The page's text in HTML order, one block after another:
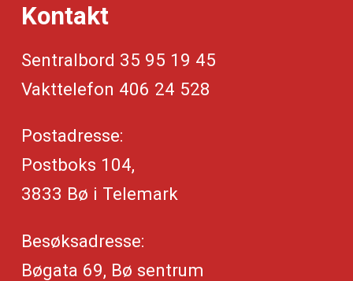
Kontakt
Sentralbord 35 95 19 45
Vakttelefon 406 24 528
Postadresse:
Postboks 104,
3833 Bø i Telemark
Besøksadresse:
Bøgata 69, Bø sentrum